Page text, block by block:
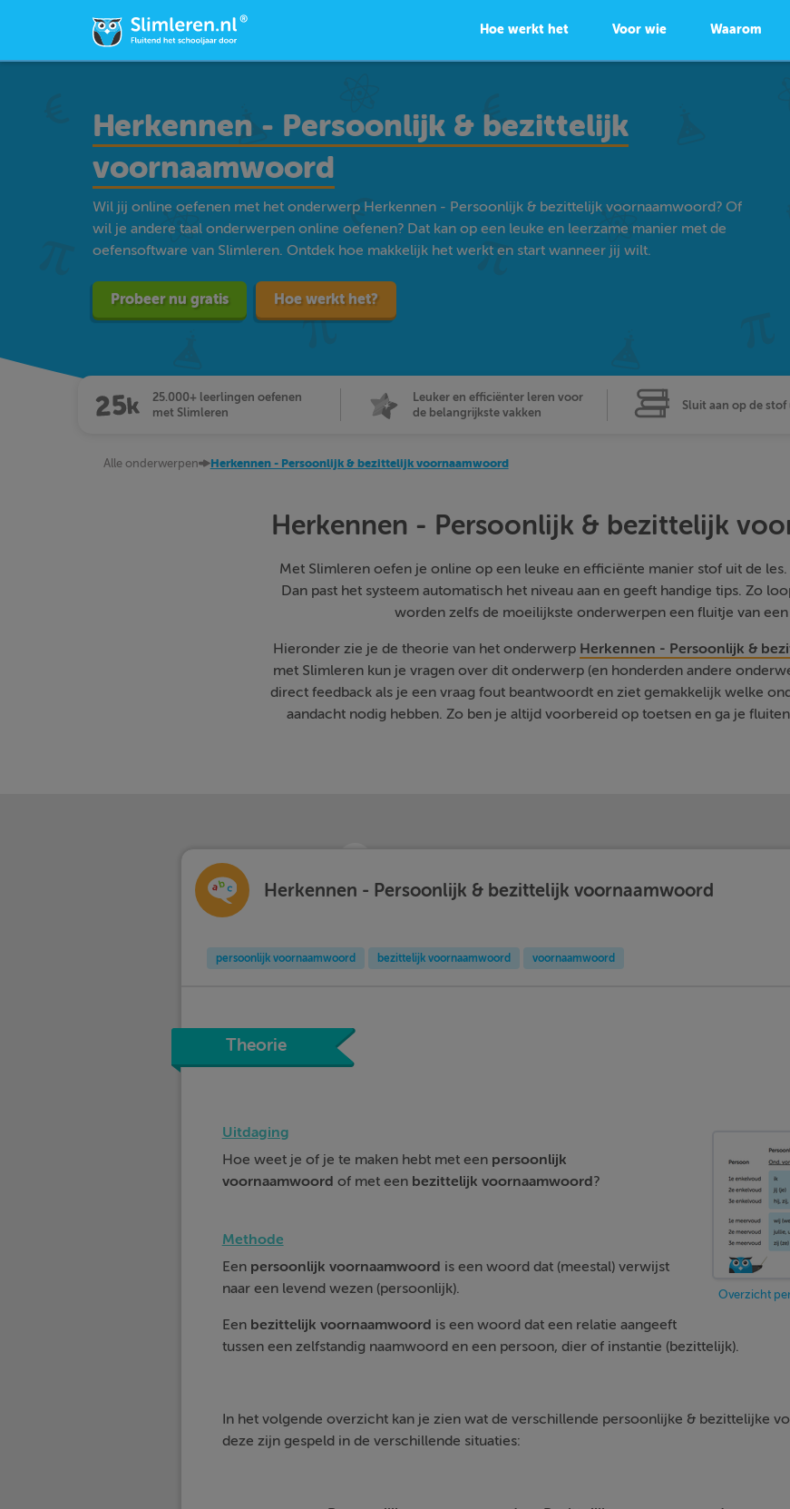
Hoe werkt het Voor wie Waarom
Herkennen - Persoonlijk & bezittelijk
voornaamwoord
Wil jij online oefenen met het onderwerp Herkennen - Persoonlijk & bezittelijk voornaamwoord? Of
wil je andere taal onderwerpen online oefenen? Dat kan op een leuke en leerzame manier met de
oefensoftware van Slimleren. Ontdek hoe makkelijk het werkt en start wanneer jij wilt.
Probeer nu gratis Hoe werkt het?
25.000+ leerlingen oefenen
met Slimleren
Leuker en efficiënter leren voor
de belangrijkste vakken
Sluit aan op de stof
Alle onderwerpen Herkennen - Persoonlijk & bezittelijk voornaamwoord
Herkennen - Persoonlijk & bezittelijk
Met Slimleren oefen je online op een leuke en efficiënte manier stof uit de
Dan past het systeem automatisch het niveau aan en geeft handige tips. Zo
worden zelfs de moeilijkste onderwerpen een fluitje van
Hieronder zie je de theorie van het onderwerp Herkennen - Persoonlijk &
met Slimleren kun je vragen over dit onderwerp (en honderden andere
direct feedback als je een vraag fout beantwoordt en ziet gemakkelijk welke
aandacht nodig hebben. Zo ben je altijd voorbereid op toetsen en ga je
Herkennen - Persoonlijk & bezittelijk voornaamwoord
persoonlijk voornaamwoord bezittelijk voornaamwoord voornaamwoord
Theorie
Overzicht
Uitdaging
Hoe weet je of je te maken hebt met een persoonlijk
voornaamwoord of met een bezittelijk voornaamwoord?
Methode
Een persoonlijk voornaamwoord is een woord dat (meestal) verwijst
naar een levend wezen (persoonlijk).
Een bezittelijk voornaamwoord is een woord dat een relatie aangeeft
tussen een zelfstandig naamwoord en een persoon, dier of instantie (bezittelijk).
In het volgende overzicht kan je zien wat de verschillende persoonlijke & bezittelijke
deze zijn gespeld in de verschillende situaties: